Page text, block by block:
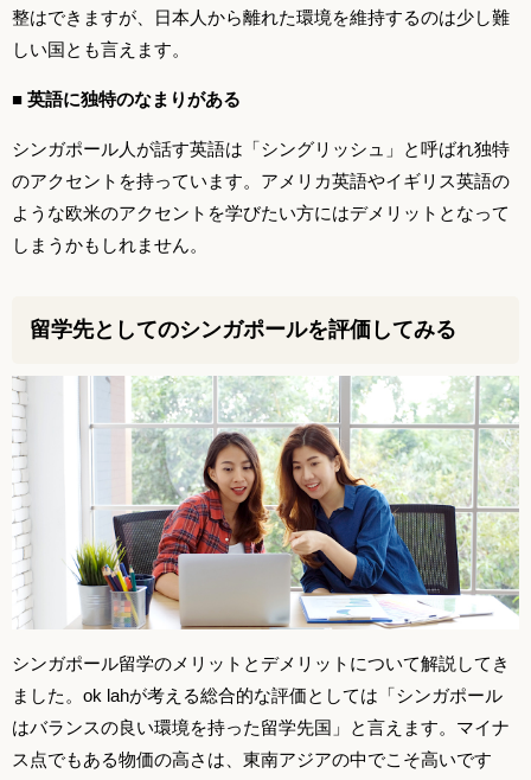
整はできますが、日本人から離れた環境を維持するのは少し難
しい国とも言えます。
■ 英語に独特のなまりがある
シンガポール人が話す英語は「シングリッシュ」と呼ばれ独特
のアクセントを持っています。アメリカ英語やイギリス英語の
ような欧米のアクセントを学びたい方にはデメリットとなって
しまうかもしれません。
留学先としてのシンガポールを評価してみる
シンガポール留学のメリットとデメリットについて解説してき
ました。ok lahが考える総合的な評価としては「シンガポール
はバランスの良い環境を持った留学先国」と言えます。マイナ
ス点でもある物価の高さは、東南アジアの中でこそ高いです